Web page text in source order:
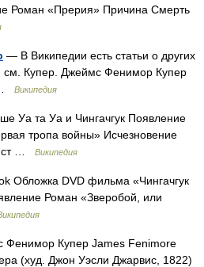
Роман «Прерия» Причина Смерть
— В Википедии есть статьи о других
см. Купер. Джеймс Фенимор Купер
Википедия
Уа та Уа и Чингачгук Появление
тропа войны» Исчезновение
…
Википедия
Обложка DVD фильма «Чингачгук
Роман «Зверобой, или
Купер James Fenimore
(худ. Джон Уэсли Джарвис, 1822)